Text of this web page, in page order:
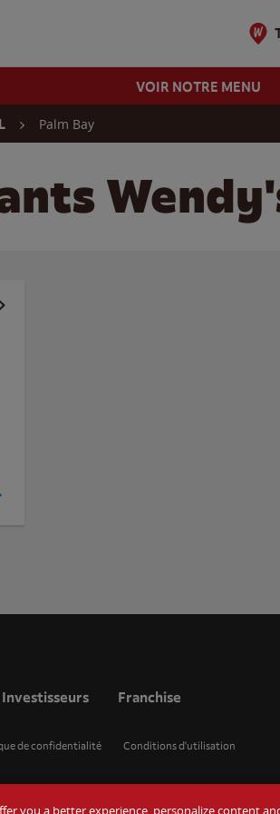
VOIR NOTRE MENU
Palm Bay
Investisseurs Franchise
de confidentialité Conditions d'utilisation
you a better experience, personalize content